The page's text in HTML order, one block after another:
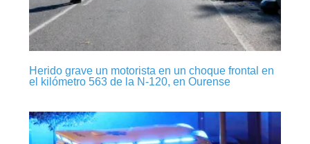
Herido grave un motorista en un choque frontal en
el kilómetro 563 de la N-120, en Ourense